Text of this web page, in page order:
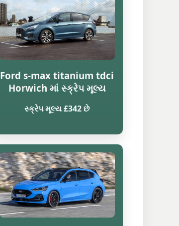
Ford s-max titanium tdci
Horwich માં સ્ક્રેપ મૂલ્ય
સ્ક્રેપ મૂલ્ય £342 છે